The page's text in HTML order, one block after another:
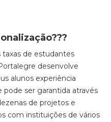
taxas de estudantes
desenvolve
alunos experiência
pode ser garantida através
de projetos e
com instituições de vários